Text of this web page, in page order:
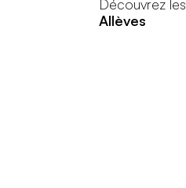
Découvrez les
Allèves